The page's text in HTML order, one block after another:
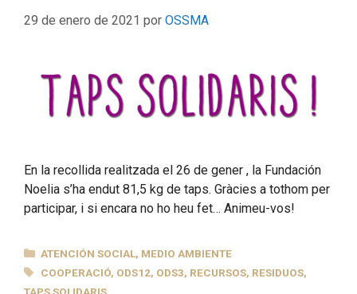
29 de enero de 2021 por OSSMA
En la recollida realitzada el 26 de gener , la Fundación
Noelia s’ha endut 81,5 kg de taps. Gràcies a tothom per
participar, i si encara no ho heu fet… Animeu-vos!
CATEGORÍAS
ATENCIÓN SOCIAL, MEDIO AMBIENTE
ETIQUETAS
COOPERACIÓ, ODS12, ODS3, RECURSOS, RESIDUOS,